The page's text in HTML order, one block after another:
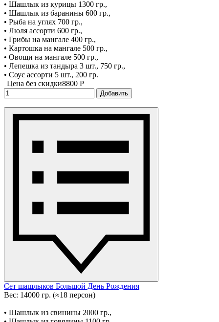
• Шашлык из курицы 1300 гр.,
• Шашлык из баранины 600 гр.,
• Рыба на углях 700 гр.,
• Люля ассорти 600 гр.,
• Грибы на мангале 400 гр.,
• Картошка на мангале 500 гр.,
• Овощи на мангале 500 гр.,
• Лепешка из тандыра 3 шт., 750 гр.,
• Соус ассорти 5 шт., 200 гр.
Цена без скидки8800 P
Добавить
Сет шашлыков Большой День Рождения
Вес: 14000 гр. (≈18 персон)
• Шашлык из свинины 2000 гр.,